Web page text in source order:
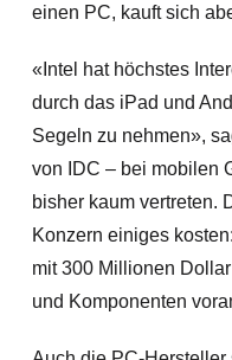
einen PC, kauft sich
«Intel hat höchstes
durch das iPad und
Segeln zu nehmen»,
von IDC – bei mobilen
bisher kaum vertreten.
Konzern einiges
mit 300 Millionen
und Komponenten